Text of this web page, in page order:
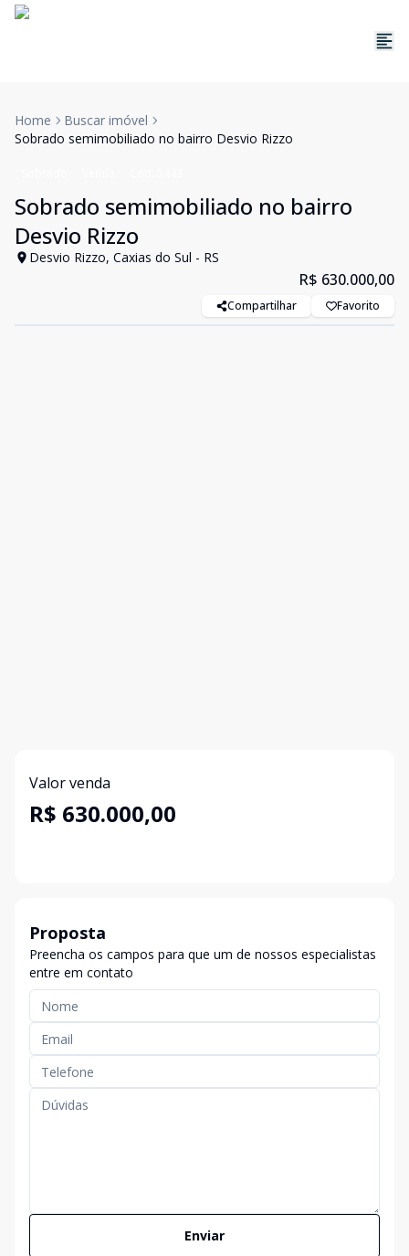
Home
Buscar imóvel
Sobrado semimobiliado no bairro Desvio Rizzo
Sobrado semimobiliado no bairro
Desvio Rizzo
Desvio Rizzo, Caxias do Sul - RS
R$ 630.000,00
Compartilhar Favorito
Valor venda
R$ 630.000,00
Proposta
Preencha os campos para que um de nossos especialistas
entre em contato
Enviar